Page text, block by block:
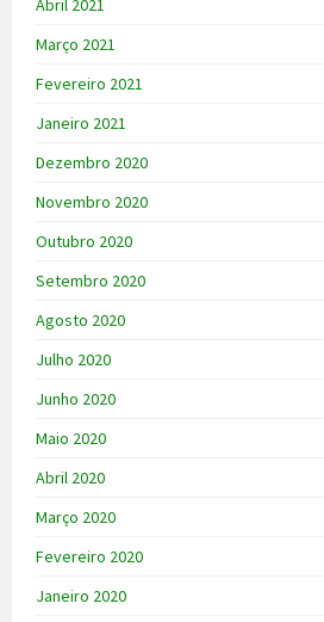
Abril 2021
Março 2021
Fevereiro 2021
Janeiro 2021
Dezembro 2020
Novembro 2020
Outubro 2020
Setembro 2020
Agosto 2020
Julho 2020
Junho 2020
Maio 2020
Abril 2020
Março 2020
Fevereiro 2020
Janeiro 2020